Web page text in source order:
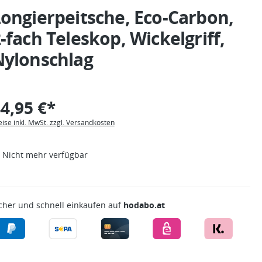
Eco-Carbon,
fach Teleskop, Wickelgriff,
€*
inkl. MwSt. zzgl. Versandkosten
Nicht mehr verfügbar
und schnell einkaufen auf hodabo.at